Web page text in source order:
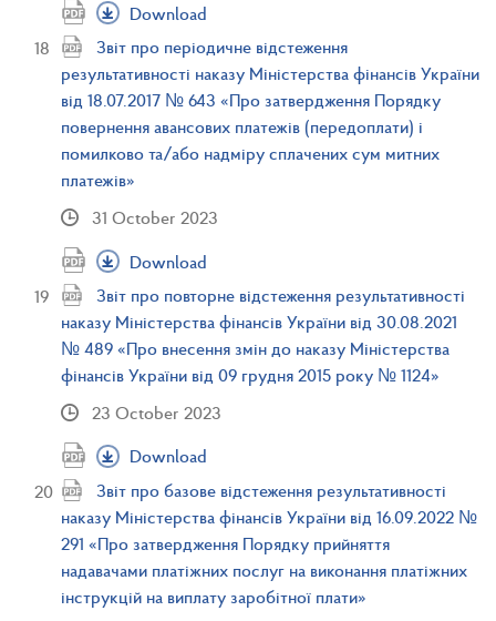
Download
Звіт про періодичне відстеження
результативності наказу Міністерства фінансів України
від 18.07.2017 № 643 «Про затвердження Порядку
повернення авансових платежів (передоплати) і
помилково та/або надміру сплачених сум митних
платежів»
31 October 2023
Download
Звіт про повторне відстеження результативності
наказу Міністерства фінансів України від 30.08.2021
№ 489 «Про внесення змін до наказу Міністерства
фінансів України від 09 грудня 2015 року № 1124»
23 October 2023
Download
Звіт про базове відстеження результативності
наказу Міністерства фінансів України від 16.09.2022 №
291 «Про затвердження Порядку прийняття
надавачами платіжних послуг на виконання платіжних
інструкцій на виплату заробітної плати»